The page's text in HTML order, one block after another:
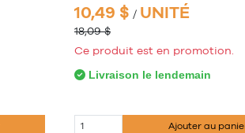
10,49 $ / UNITÉ
18,09 $
Ce produit est en promotion.
Livraison le lendemain
Ajouter au